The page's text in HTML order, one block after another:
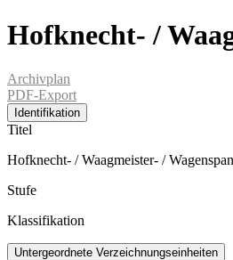
Hofknecht- /
Archivplan
PDF-Export
Identifikation
Titel
Hofknecht- / Waagmeister- /
Stufe
Klassifikation
Untergeordnete Verzeichnungseinheiten